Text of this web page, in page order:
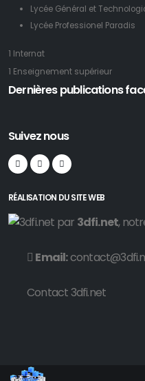
Lycée Général et
Lycée Professionel Paradis
1 Internat
1 Enseignement supérieur
Dernières publications
Suivez nous
RÉALISATION DU SITE WEB
par 3dfi.net,
Email:
Contact 3dfi.net